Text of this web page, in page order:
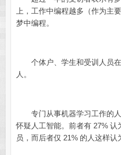
上，工作中编程越多（作为主
梦中编程。
个体户、学生和受训人员在
人。
专门从事机器学习工作的人
怀疑人工智能。前者有 27% 认
员，而后者仅 21% 的人这样认